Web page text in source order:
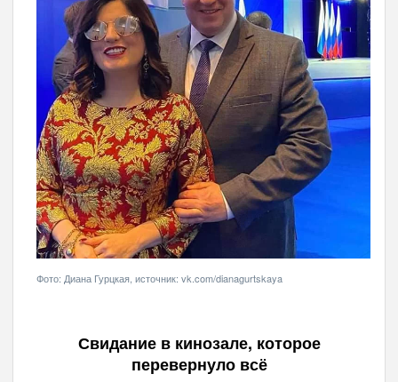
Фото: Диана Гурцкая, источник: vk.com/dianagurtskaya
Свидание в кинозале, которое
перевернуло всё